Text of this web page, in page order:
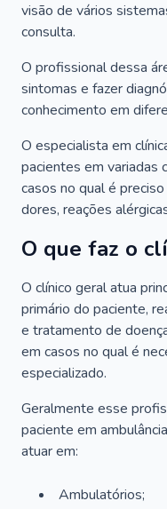
visão de vários
consulta.
O profissional dessa
sintomas e fazer
conhecimento em
O especialista em
pacientes em variadas
casos no qual é
dores, reações
O que faz o
O clínico geral atua
primário do paciente,
e tratamento de
em casos no qual é
especializado.
Geralmente esse
paciente em
atuar em:
Ambulatórios;